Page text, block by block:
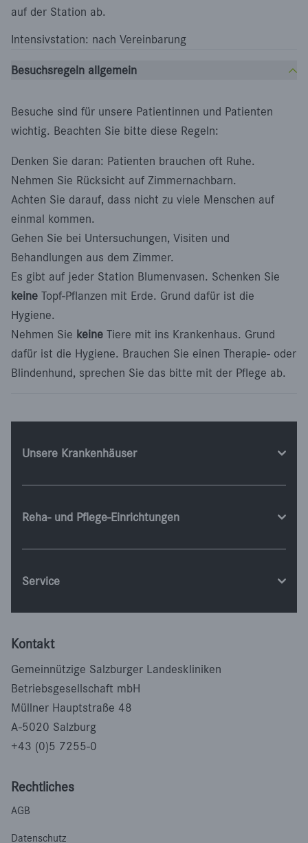
auf der Station ab.
Intensivstation: nach Vereinbarung
Besuchsregeln allgemein
Besuche sind für unsere Patientinnen und Patienten
wichtig. Beachten Sie bitte diese Regeln:
Denken Sie daran: Patienten brauchen oft Ruhe.
Nehmen Sie Rücksicht auf Zimmernachbarn.
Achten Sie darauf, dass nicht zu viele Menschen auf
einmal kommen.
Gehen Sie bei Untersuchungen, Visiten und
Behandlungen aus dem Zimmer.
Es gibt auf jeder Station Blumenvasen. Schenken Sie
keine Topf-Pflanzen mit Erde. Grund dafür ist die
Hygiene.
Nehmen Sie keine Tiere mit ins Krankenhaus. Grund
dafür ist die Hygiene. Brauchen Sie einen Therapie- oder
Blindenhund, sprechen Sie das bitte mit der Pflege ab.
Unsere Krankenhäuser
Reha- und Pflege-Einrichtungen
Service
Kontakt
Gemeinnützige Salzburger Landeskliniken
Betriebsgesellschaft mbH
Müllner Hauptstraße 48
A-5020 Salzburg
+43 (0)5 7255-0
Rechtliches
AGB
Datenschutz